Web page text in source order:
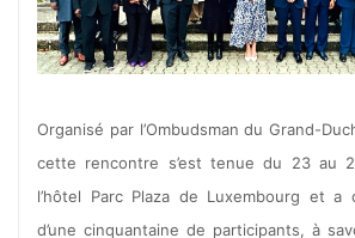
Organisé par l’Ombudsman du Grand-
cette rencontre s’est tenue du 23 au
l’hôtel Parc Plaza de Luxembourg et a
d’une cinquantaine de participants, à